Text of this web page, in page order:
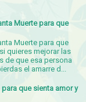
Muerte para que
Muerte para que
quieres mejorar las
de que esa persona
el amarre d...
que sienta amor y